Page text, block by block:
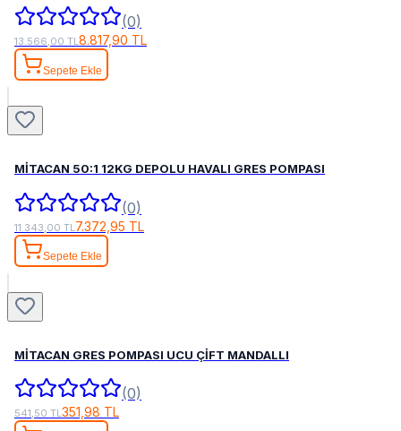
(0)
13.566,00 TL8.817,90 TL
Sepete Ekle
MİTACAN 50:1 12KG DEPOLU HAVALI GRES POMPASI
(0)
11.343,00 TL 7.372,95 TL
Sepete Ekle
MİTACAN GRES POMPASI UCU ÇİFT MANDALLI
(0)
541,50 TL351,98 TL